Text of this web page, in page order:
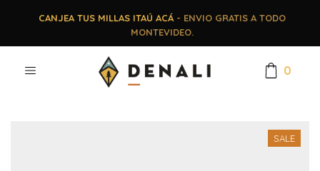
CANJEA TUS MILLAS ITAÚ ACÁ- ENVIO GRATIS A TODO
MONTEVIDEO.
0
SALE